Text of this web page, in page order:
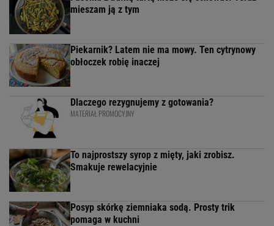
mieszam ją z tym
Piekarnik? Latem nie ma mowy. Ten cytrynowy
obłoczek robię inaczej
Dlaczego rezygnujemy z gotowania?
MATERIAŁ PROMOCYJNY
To najprostszy syrop z mięty, jaki zrobisz.
Smakuje rewelacyjnie
Posyp skórkę ziemniaka sodą. Prosty trik
pomaga w kuchni